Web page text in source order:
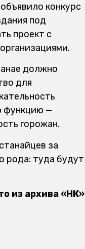
конкурс
под
проект с
должно
для
функцию —
горожан.
за
рода: туда будут
из архива «НК»